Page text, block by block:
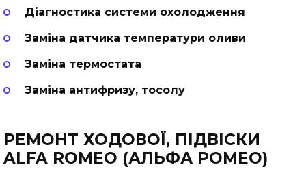
Діагностика системи охолодження
Заміна датчика температури оливи
Заміна термостата
Заміна антифризу, тосолу
РЕМОНТ ХОДОВОЇ, ПІДВІСКИ
ALFA ROMEO (АЛЬФА РОМЕО)